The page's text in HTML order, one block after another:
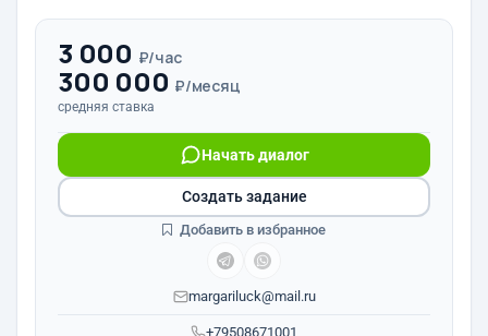
3 000 ₽/час
300 000 ₽/месяц
средняя ставка
+79508671001
Начать диалог
margariluck@mail.ru
Создать задание
Добавить в избранное